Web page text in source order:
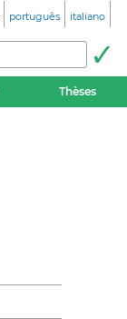
português italiano
Thèses